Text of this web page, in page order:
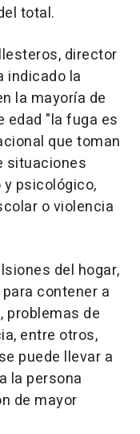
total.
director
indicado la
la mayoría de
edad "la fuga es
que toman
situaciones
psicológico,
o violencia
del hogar,
contener a
problemas de
entre otros,
puede llevar a
la persona
de mayor